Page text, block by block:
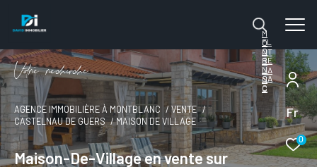
Fr
0
M
O
NT
B
LA
N
C
FL
O
RE
N
SA
C
Vore recece
AGENCE IMMOBILIÈRE À MONTBLANC
VENTE
CASTELNAU DE GUERS
MAISON DE VILLAGE
Maison-De-Village en vente sur